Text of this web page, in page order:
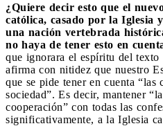
¿Quiere decir esto que el
católica, casado por la Iglesia
una nación vertebrada
no haya de tener esto en
que ignorara el espíritu del texto
afirma con nitidez que nuestro
que se pide tener en cuenta “las
sociedad”. Es decir, mantener
cooperación” con todas las
significativamente, a la Iglesia